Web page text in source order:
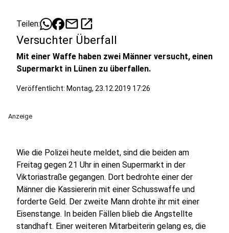
Teilen: mailopen_in_new
Versuchter Überfall
Mit einer Waffe haben zwei Männer versucht, einen
Supermarkt in Lünen zu überfallen.
Veröffentlicht: Montag, 23.12.2019 17:26
Anzeige
Wie die Polizei heute meldet, sind die beiden am
Freitag gegen 21 Uhr in einen Supermarkt in der
Viktoriastraße gegangen. Dort bedrohte einer der
Männer die Kassiererin mit einer Schusswaffe und
forderte Geld. Der zweite Mann drohte ihr mit einer
Eisenstange. In beiden Fällen blieb die Angstellte
standhaft. Einer weiteren Mitarbeiterin gelang es, die